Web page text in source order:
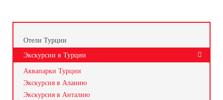
Отели Турции
Экскурсии в Турции
Аквапарки Турции
Экскурсия в Аланию
Экскурсия в Анталию